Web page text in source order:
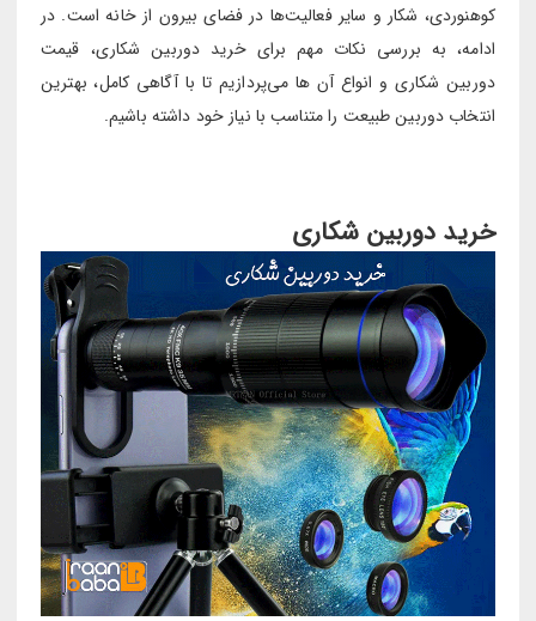
کوهنوردی، شکار و سایر فعالیت‌ها در فضای بیرون از خانه است. در
ادامه، به بررسی نکات مهم برای خرید دوربین شکاری، قیمت
دوربین شکاری و انواع آن ها می‌پردازیم تا با آگاهی کامل، بهترین
انتخاب دوربین طبیعت را متناسب با نیاز خود داشته باشیم.
خرید دوربین شکاری